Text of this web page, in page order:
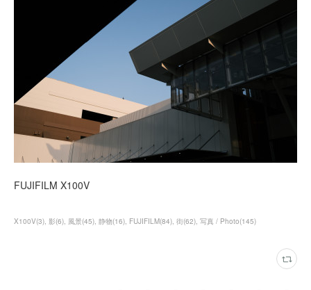
FUJIFILM X100V
X100V(3) 影(6) 風景(45) 静物(16) FUJIFILM(84) 街(62) 写真 / Photo(145)